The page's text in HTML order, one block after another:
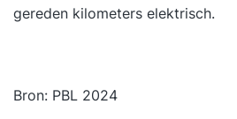
gereden kilometers elektrisch.
Bron: PBL 2024